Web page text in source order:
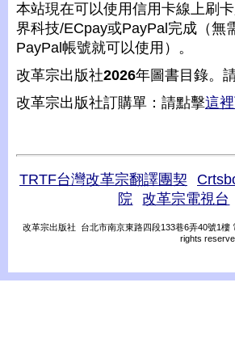
本站現在可以使用信用卡線上刷
界科技/ECpay或PayPal完成（無
PayPal帳號就可以使用）。
改革宗出版社2026年圖書目錄。
改革宗出版社訂購單：請點擊這
TRTF台灣改革宗翻譯團契
院
改革宗電視台
改革宗出版社 台北市南京東路四段133巷6弄40號1樓
rights